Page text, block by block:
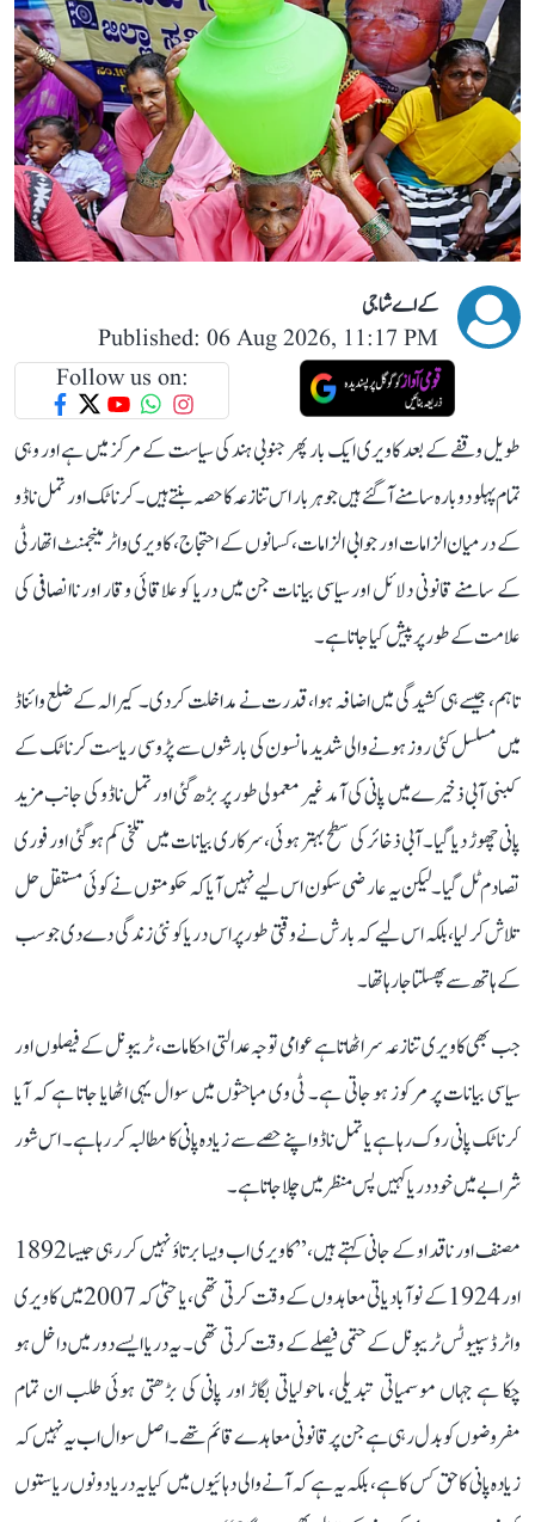
کے اے شاجی
Published: 06 Aug 2026, 11:17 PM
Follow us on:
طویل وقفے کے بعد کاویری ایک بار پھر جنوبی ہند کی سیاست کے مرکز میں ہے اور وہی
تمام پہلو دوبارہ سامنے آ گئے ہیں جو ہر بار اس تنازعہ کا حصہ بنتے ہیں۔ کرناٹک اور تمل ناڈو
کے درمیان الزامات اور جوابی الزامات، کسانوں کے احتجاج، کاویری واٹر مینجمنٹ اتھارٹی
کے سامنے قانونی دلائل اور سیاسی بیانات جن میں دریا کو علاقائی وقار اور ناانصافی کی
علامت کے طور پر پیش کیا جاتا ہے۔
تاہم، جیسے ہی کشیدگی میں اضافہ ہوا، قدرت نے مداخلت کر دی۔ کیرالہ کے ضلع وائناڈ
میں مسلسل کئی روز ہونے والی شدید مانسون کی بارشوں سے پڑوسی ریاست کرناٹک کے
کبنی آبی ذخیرے میں پانی کی آمد غیر معمولی طور پر بڑھ گئی اور تمل ناڈو کی جانب مزید
پانی چھوڑ دیا گیا۔ آبی ذخائر کی سطح بہتر ہوئی، سرکاری بیانات میں تلخی کم ہو گئی اور فوری
تصادم ٹل گیا۔ لیکن یہ عارضی سکون اس لیے نہیں آیا کہ حکومتوں نے کوئی مستقل حل
تلاش کر لیا، بلکہ اس لیے کہ بارش نے وقتی طور پر اس دریا کو نئی زندگی دے دی جو سب
کے ہاتھ سے پھسلتا جا رہا تھا۔
جب بھی کاویری تنازعہ سر اٹھاتا ہے عوامی توجہ عدالتی احکامات، ٹریبونل کے فیصلوں اور
سیاسی بیانات پر مرکوز ہو جاتی ہے۔ ٹی وی مباحثوں میں سوال یہی اٹھایا جاتا ہے کہ آیا
کرناٹک پانی روک رہا ہے یا تمل ناڈو اپنے حصے سے زیادہ پانی کا مطالبہ کر رہا ہے۔ اس شور
شرابے میں خود دریا کہیں پس منظر میں چلا جاتا ہے۔
مصنف اور ناقد او کے جانی کہتے ہیں، ’’کاویری اب ویسا برتاؤ نہیں کر رہی جیسا 1892
اور 1924 کے نوآبادیاتی معاہدوں کے وقت کرتی تھی، یا حتیٰ کہ 2007 میں کاویری
واٹر ڈسپیوٹس ٹریبونل کے حتمی فیصلے کے وقت کرتی تھی۔ یہ دریا ایسے دور میں داخل ہو
چکا ہے جہاں موسمیاتی تبدیلی، ماحولیاتی بگاڑ اور پانی کی بڑھتی ہوئی طلب ان تمام
مفروضوں کو بدل رہی ہے جن پر قانونی معاہدے قائم تھے۔ اصل سوال اب یہ نہیں کہ
زیادہ پانی کا حق کس کا ہے، بلکہ یہ ہے کہ آنے والی دہائیوں میں کیا یہ دریا دونوں ریاستوں